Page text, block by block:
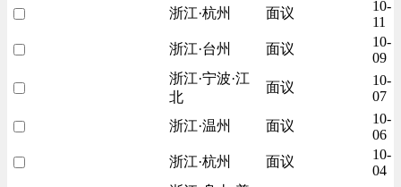
浙江·杭州
面议
10-
11
浙江·台州
面议
10-
09
浙江·宁波·江
北
面议
10-
07
浙江·温州
面议
10-
06
浙江·杭州
面议
10-
04